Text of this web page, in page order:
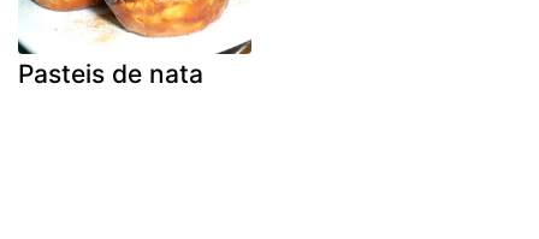
Pasteis de nata